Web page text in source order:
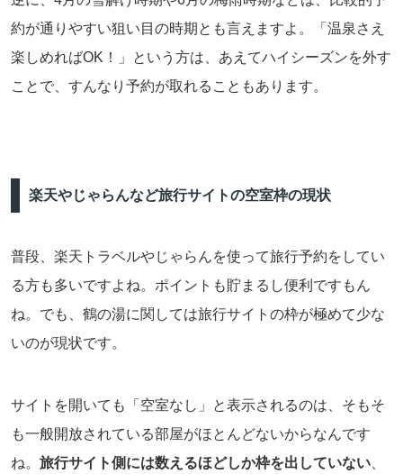
約が通りやすい狙い目の時期とも言えますよ。「温泉さえ
楽しめればOK！」という方は、あえてハイシーズンを外す
ことで、すんなり予約が取れることもあります。
楽天やじゃらんなど旅行サイトの空室枠の現状
普段、楽天トラベルやじゃらんを使って旅行予約をしてい
る方も多いですよね。ポイントも貯まるし便利ですもん
ね。でも、鶴の湯に関しては旅行サイトの枠が極めて少な
いのが現状です。
サイトを開いても「空室なし」と表示されるのは、そもそ
も一般開放されている部屋がほとんどないからなんです
ね。 旅行サイト側には数えるほどしか枠を出していない